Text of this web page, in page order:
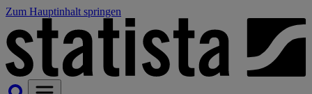
Zum Hauptinhalt springen